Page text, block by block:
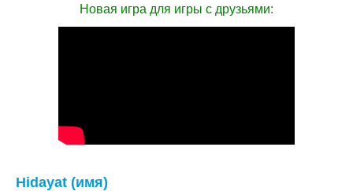
Новая игра для игры с друзьями:
Hidayat (имя)